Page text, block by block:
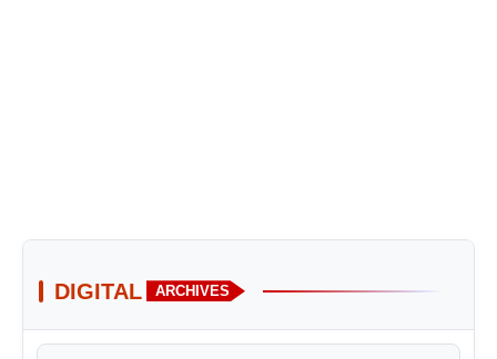
DIGITAL ARCHIVES